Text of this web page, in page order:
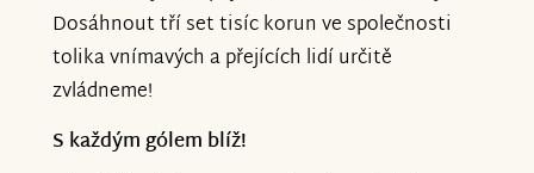
Dosáhnout tří set tisíc korun ve společnosti
tolika vnímavých a přejících lidí určitě
zvládneme!
S každým gólem blíž!